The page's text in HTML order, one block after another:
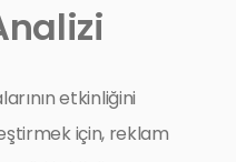
etkinliğini
için, reklam